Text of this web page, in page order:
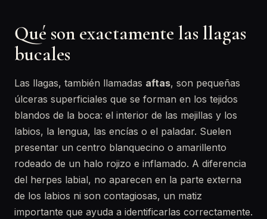
Qué son exactamente las llagas
bucales
Las llagas, también llamadas aftas, son pequeñas
úlceras superficiales que se forman en los tejidos
blandos de la boca: el interior de las mejillas y los
labios, la lengua, las encías o el paladar. Suelen
presentar un centro blanquecino o amarillento
rodeado de un halo rojizo e inflamado. A diferencia
del herpes labial, no aparecen en la parte externa
de los labios ni son contagiosas, un matiz
importante que ayuda a identificarlas correctamente.